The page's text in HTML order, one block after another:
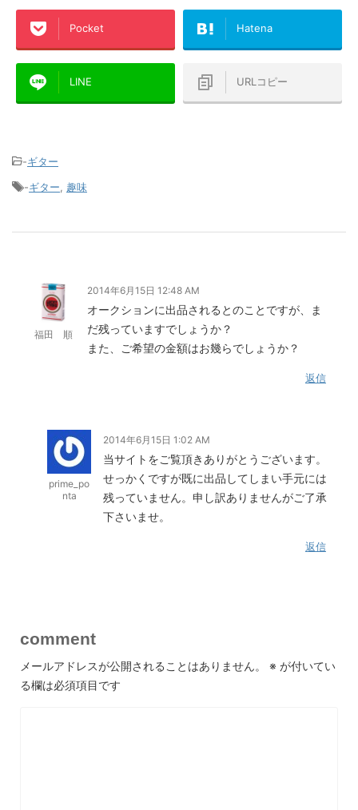
Pocket Hatena
LINE URLコピー
-ギター
-ギター 趣味
福田 順
2014年6月15日 12:48 AM
オークションに出品されるとのことですが、ま
だ残っていますでしょうか？
また、ご希望の金額はお幾らでしょうか？
返信
prime_po
nta
2014年6月15日 1:02 AM
当サイトをご覧頂きありがとうございます。
せっかくですが既に出品してしまい手元には
残っていません。申し訳ありませんがご了承
下さいませ。
返信
comment
メールアドレスが公開されることはありません。 ※ が付いてい
る欄は必須項目です